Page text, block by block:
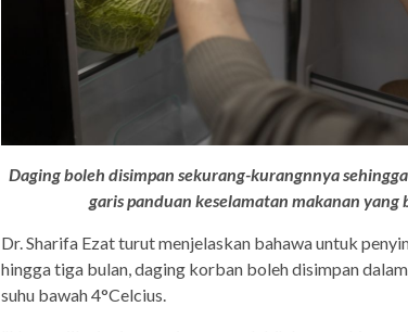
Daging boleh disimpan sekurang-kurangnnya
garis panduan keselamatan makanan
Dr. Sharifa Ezat turut menjelaskan bahawa untuk
hingga tiga bulan, daging korban boleh disimpan
suhu bawah 4°Celcius.